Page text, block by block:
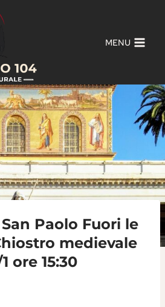
MENU
Paolo Fuori le
medievale
ore 15:30